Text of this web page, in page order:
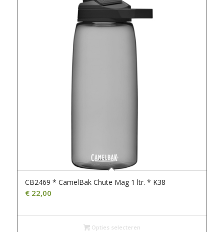
CB2469 * CamelBak Chute Mag 1 ltr. * K38
€22,00
Opties selecteren